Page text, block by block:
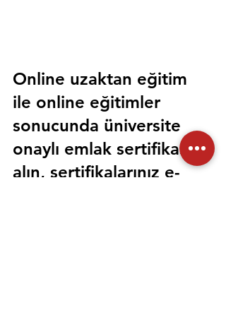
Online uzaktan eğitim
ile online eğitimler
sonucunda üniversite
onaylı emlak sertifikası
alın, sertifikalarınız e-